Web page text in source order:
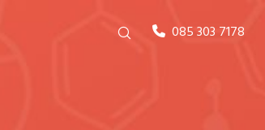
085 303 7178